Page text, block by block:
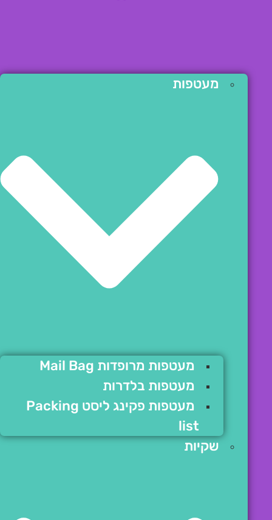
מעטפות
מעטפות מרופדות Mail Bag
מעטפות בלדרות
מעטפות פקינג ליסט Packing
list
שקיות